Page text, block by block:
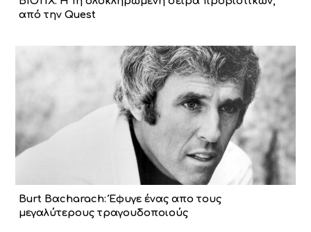
από την Quest
Burt Bαcharach: Έφυγε ένας απο τους
μεγαλύτερους τραγουδοποιούς